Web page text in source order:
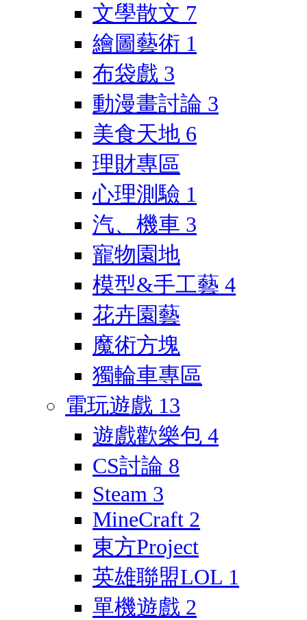
文學散文 7
繪圖藝術 1
布袋戲 3
動漫畫討論 3
美食天地 6
理財專區
心理測驗 1
汽、機車 3
寵物園地
模型&手工藝 4
花卉園藝
魔術方塊
獨輪車專區
電玩遊戲 13
遊戲歡樂包 4
CS討論 8
Steam 3
MineCraft 2
東方Project
英雄聯盟LOL 1
單機遊戲 2